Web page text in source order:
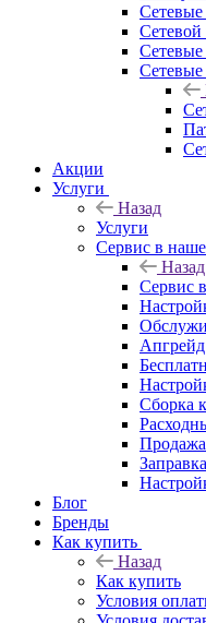
Сетевой
Сетевые
Сетевые
Акции
Услуги
Назад
Услуги
Сервис в
Назад
Сервис
Сборка
Блог
Бренды
Как купить
Назад
Как купить
Условия